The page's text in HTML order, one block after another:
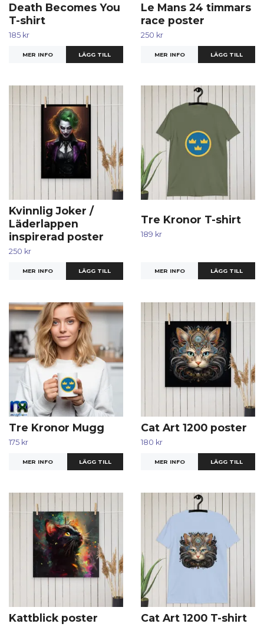
Death Becomes You
T-shirt
185 kr
MER INFO LÄGG TILL
Le Mans 24 timmars
race poster
250 kr
MER INFO LÄGG TILL
Kvinnlig Joker /
Läderlappen
inspirerad poster
250 kr
MER INFO LÄGG TILL
Tre Kronor T-shirt
189 kr
MER INFO LÄGG TILL
Tre Kronor Mugg
175 kr
MER INFO
Cat Art 1200 poster
180 kr
MER INFO LÄGG TILL
Kattblick poster Cat Art 1200 T-shirt